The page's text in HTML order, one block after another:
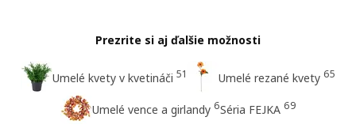
Prezrite si aj ďalšie možnosti
Umelé kvety v kvetináči 51 Umelé rezané kvety 65
Umelé vence a girlandy 6Séria FEJKA 69